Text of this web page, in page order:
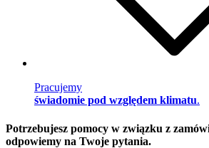
Pracujemy
świadomie pod względem klimatu.
Potrzebujesz pomocy w związku z
odpowiemy na Twoje pytania.